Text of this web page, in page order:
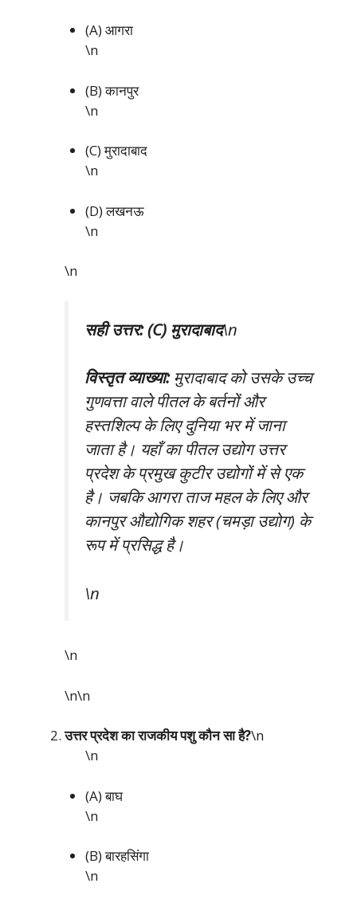
(A) आगरा
\n
(B) कानपुर
\n
(C) मुरादाबाद
\n
(D) लखनऊ
\n
\n
सही उत्तर: (C) मुरादाबाद\n
विस्तृत व्याख्या:मुरादाबाद को उसके उच्च
गुणवत्ता वाले पीतल के बर्तनों और
हस्तशिल्प के लिए दुनिया भर में जाना
जाता है। यहाँ का पीतल उद्योग उत्तर
प्रदेश के प्रमुख कुटीर उद्योगों में से एक
है। जबकि आगरा ताज महल के लिए और
कानपुर औद्योगिक शहर (चमड़ा उद्योग) के
रूप में प्रसिद्ध है।
\n
\n
\n\n
उत्तर प्रदेश का राजकीय पशु कौन सा है?\n
\n
(A) बाघ
\n
(B) बारहसिंगा
\n